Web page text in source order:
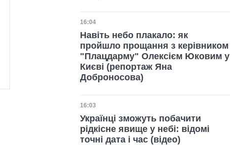
Дата публікації
16:04
Навіть небо плакало: як
пройшло прощання з керівником
"Плацдарму" Олексієм Юковим у
Києві (репортаж Яна
Доброносова)
Дата публікації
16:03
Українці зможуть побачити
рідкісне явище у небі: відомі
точні дата і час (відео)